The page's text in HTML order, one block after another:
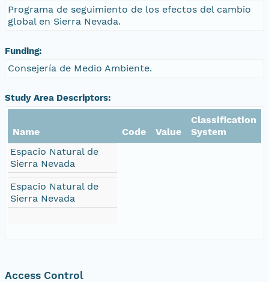
Programa de seguimiento de los efectos del cambio
global en Sierra Nevada.
Funding:
Consejería de Medio Ambiente.
Study Area Descriptors:
Name Code Value
Classification
System
Espacio Natural de
Sierra Nevada
Espacio Natural de
Sierra Nevada
Access Control